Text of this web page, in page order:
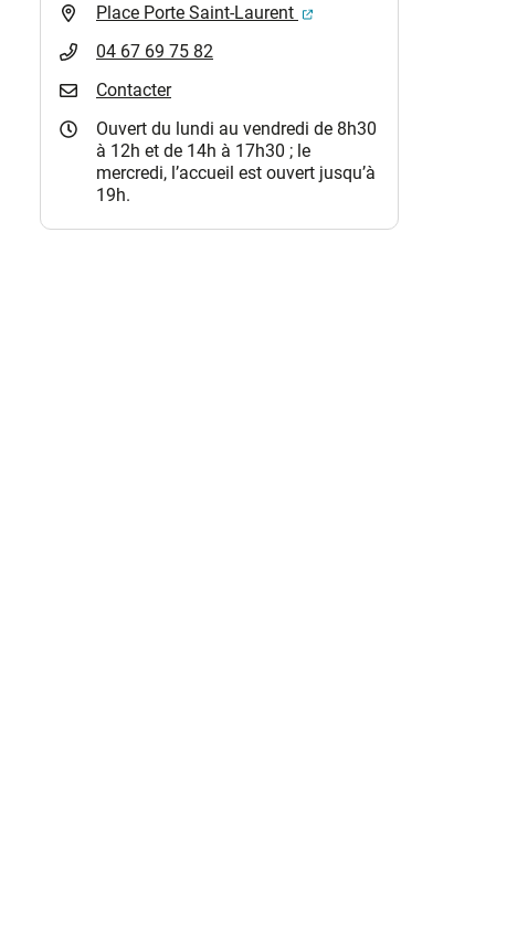
Place Porte Saint-Laurent
(ouverture dans un nouvel
04 67 69 75 82
Contacter
Ouvert du lundi au vendredi de 8h30
à 12h et de 14h à 17h30 ; le
mercredi, l’accueil est ouvert jusqu’à
19h.